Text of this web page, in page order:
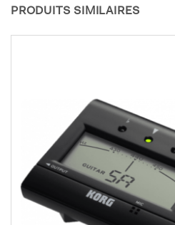
PRODUITS SIMILAIRES